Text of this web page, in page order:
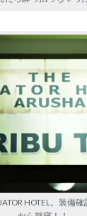
HOTEL。装備